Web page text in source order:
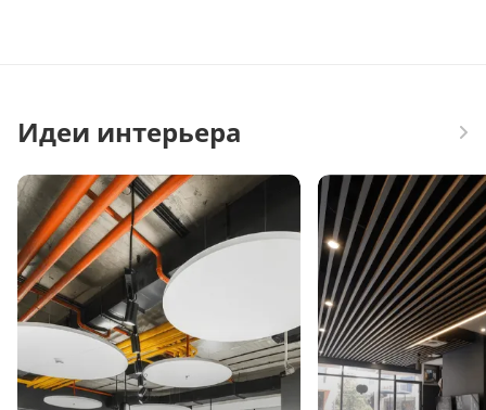
Идеи интерьера